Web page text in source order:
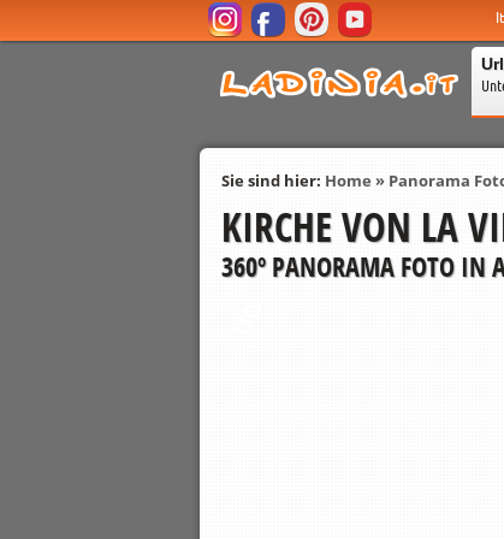
Sie sind hier: Home » Panorama
KIRCHE VON LA
360º PANORAMA FOTO IN